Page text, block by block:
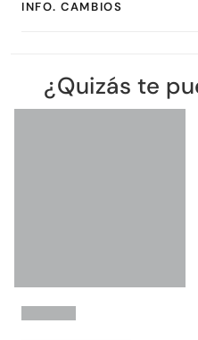
INFO. CAMBIOS
¿Quizás te